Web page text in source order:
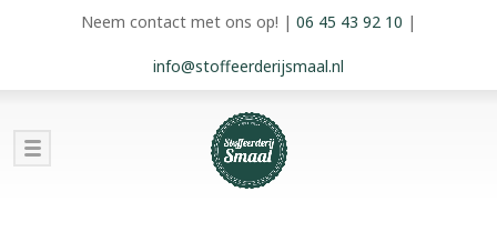
Neem contact met ons op! | 06 45 43 92 10 |
info@stoffeerderijsmaal.nl